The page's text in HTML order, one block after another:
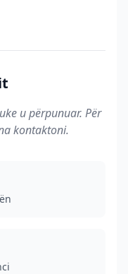
u përpunuar. Për
kontaktoni.